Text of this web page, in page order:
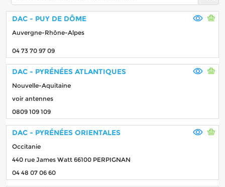
DAC - PUY DE DÔME
Auvergne-Rhône-Alpes
04 73 70 97 09
DAC - PYRÉNÉES ATLANTIQUES
Nouvelle-Aquitaine
voir antennes
0809 109 109
DAC - PYRÉNÉES ORIENTALES
Occitanie
440 rue James Watt 66100 PERPIGNAN
04 48 07 06 60